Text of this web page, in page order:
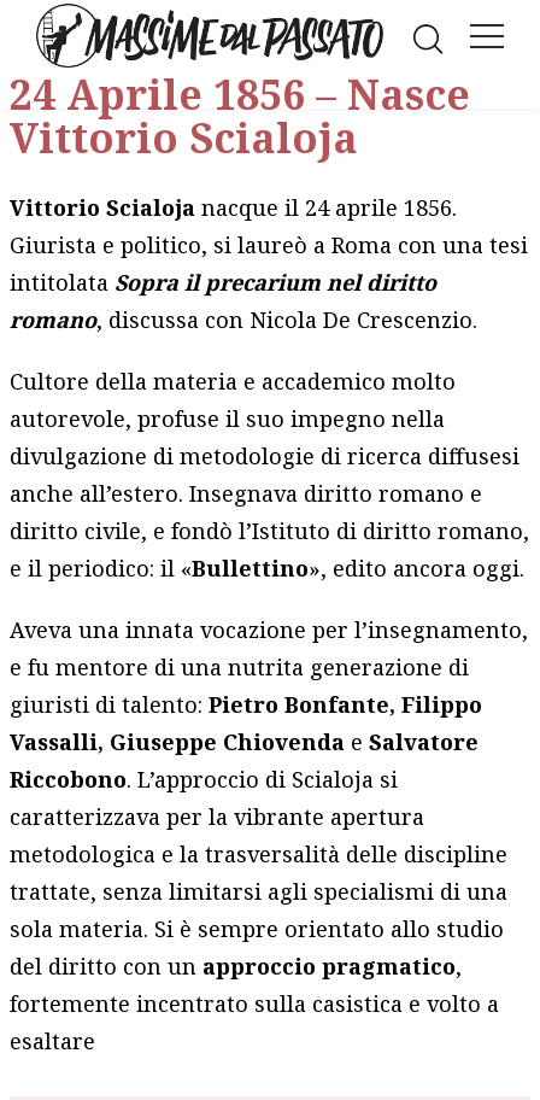
FacebookLinkedIn
24 Aprile 1856 – Nasce
Vittorio Scialoja
Vittorio Scialoja nacque il 24 aprile 1856.
Giurista e politico, si laureò a Roma con una tesi
intitolata Sopra il precarium nel diritto
romano, discussa con Nicola De Crescenzio.
Cultore della materia e accademico molto
autorevole, profuse il suo impegno nella
divulgazione di metodologie di ricerca diffusesi
anche all’estero. Insegnava diritto romano e
diritto civile, e fondò l’Istituto di diritto romano,
e il periodico: il «Bullettino», edito ancora oggi.
Aveva una innata vocazione per l’insegnamento,
e fu mentore di una nutrita generazione di
giuristi di talento:Pietro Bonfante, Filippo
Vassalli, Giuseppe Chiovenda e Salvatore
Riccobono. L’approccio di Scialoja si
caratterizzava per la vibrante apertura
metodologica e la trasversalità delle discipline
trattate, senza limitarsi agli specialismi di una
sola materia. Si è sempre orientato allo studio
del diritto con un approccio pragmatico,
fortemente incentrato sulla casistica e volto a
esaltare